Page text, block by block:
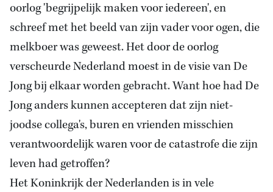
oorlog 'begrijpelijk maken voor iedereen', en
schreef met het beeld van zijn vader voor ogen, die
melkboer was geweest. Het door de oorlog
verscheurde Nederland moest in de visie van De
Jong bij elkaar worden gebracht. Want hoe had De
Jong anders kunnen accepteren dat zijn niet-
joodse collega's, buren en vrienden misschien
verantwoordelijk waren voor de catastrofe die zijn
leven had getroffen?
Het Koninkrijk der Nederlanden is in vele